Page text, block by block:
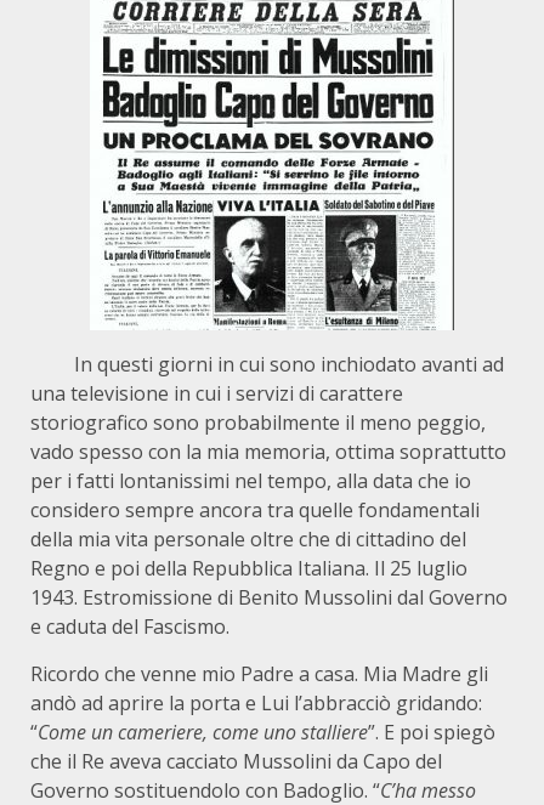
In questi giorni in cui sono inchiodato avanti ad
una televisione in cui i servizi di carattere
storiografico sono probabilmente il meno peggio,
vado spesso con la mia memoria, ottima soprattutto
per i fatti lontanissimi nel tempo, alla data che io
considero sempre ancora tra quelle fondamentali
della mia vita personale oltre che di cittadino del
Regno e poi della Repubblica Italiana. Il 25 luglio
1943. Estromissione di Benito Mussolini dal Governo
e caduta del Fascismo.
Ricordo che venne mio Padre a casa. Mia Madre gli
andò ad aprire la porta e Lui l’abbracciò gridando:
“Come un cameriere, come uno stalliere”. E poi spiegò
che il Re aveva cacciato Mussolini da Capo del
Governo sostituendolo con Badoglio. “C’ha messo